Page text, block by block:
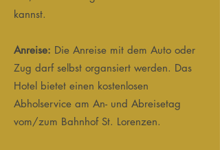
kannst.
Anreise: Die Anreise mit dem Auto oder
Zug darf selbst organsiert werden. Das
Hotel bietet einen kostenlosen
Abholservice am An- und Abreisetag
vom/zum Bahnhof St. Lorenzen.